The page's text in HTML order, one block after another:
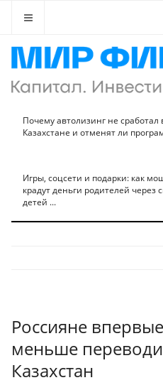
Почему автолизинг не сработал
Казахстане и отменят ли
Игры, соцсети и подарки: как
крадут деньги родителей через
детей ...
Россияне
меньше
Казахстан